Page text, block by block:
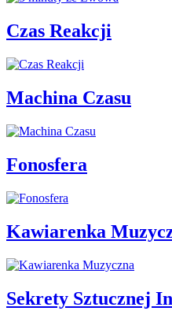
Czas Reakcji
Machina Czasu
Fonosfera
Kawiarenka
Sekrety Sztucznej